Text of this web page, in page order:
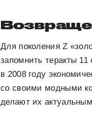
Для поколения Z
запомнить теракты
в 2008 году
со своими модными
делают их